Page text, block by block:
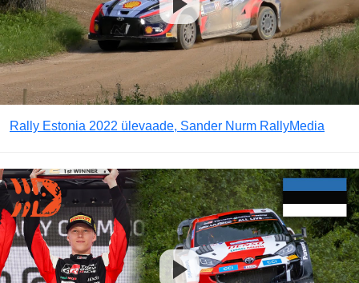
Rally Estonia 2022 ülevaade, Sander Nurm RallyMedia